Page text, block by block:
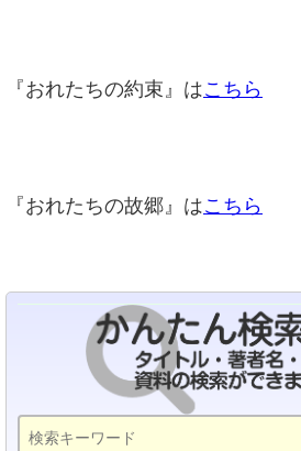
『おれたちの約束』はこちら
『おれたちの故郷』はこちら